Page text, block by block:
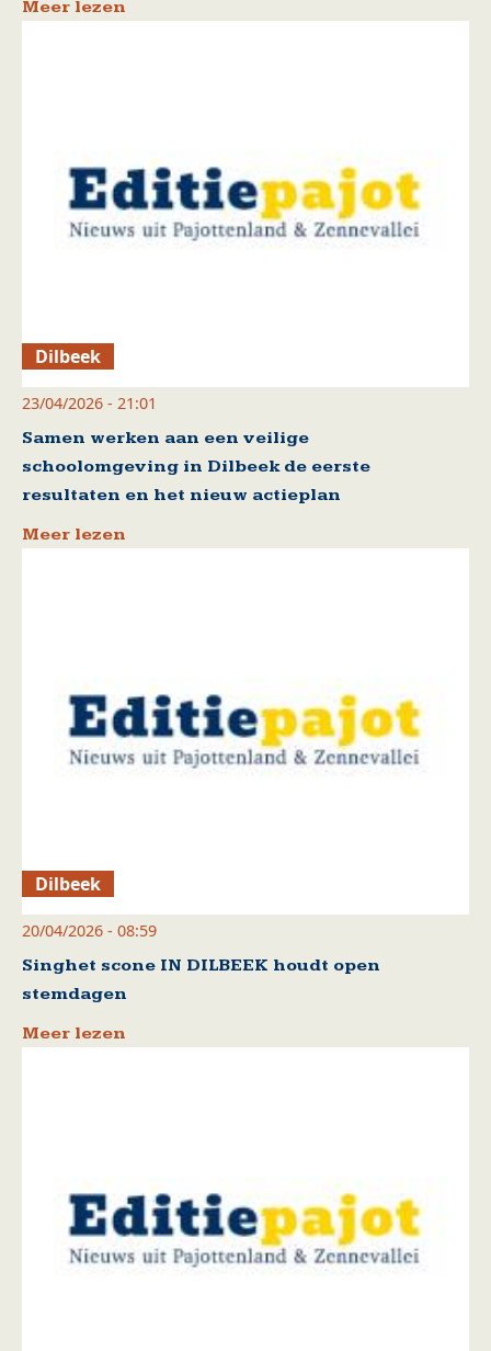
Meer lezen
Dilbeek
23/04/2026 - 21:01
Samen werken aan een veilige
schoolomgeving in Dilbeek de eerste
resultaten en het nieuw actieplan
Meer lezen
Dilbeek
20/04/2026 - 08:59
Singhet scone IN DILBEEK houdt open
stemdagen
Meer lezen